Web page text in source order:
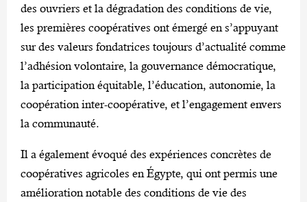
des ouvriers et la dégradation des conditions de vie,
les premières coopératives ont émergé en s’appuyant
sur des valeurs fondatrices toujours d’actualité comme
l’adhésion volontaire, la gouvernance démocratique,
la participation équitable, l’éducation, autonomie, la
coopération inter-coopérative, et l’engagement envers
la communauté.
Il a également évoqué des expériences concrètes de
coopératives agricoles en Égypte, qui ont permis une
amélioration notable des conditions de vie des